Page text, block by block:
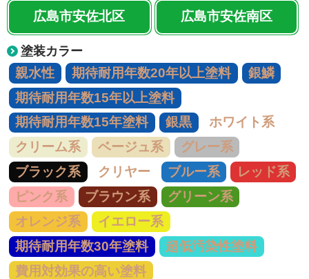
広島市安佐北区 広島市安佐南区
塗装カラー
親水性 期待耐用年数20年以上塗料
銀鱗
期待耐用年数15年以上塗料
期待耐用年数15年塗料
銀黒
ホワイト系
クリーム系
ベージュ系
グレー系
ブラック系
クリヤー ブルー系
レッド系
ピンク系
ブラウン系
グリーン系
オレンジ系
イエロー系
期待耐用年数30年塗料
超低汚染性塗料
費用対効果の高い塗料